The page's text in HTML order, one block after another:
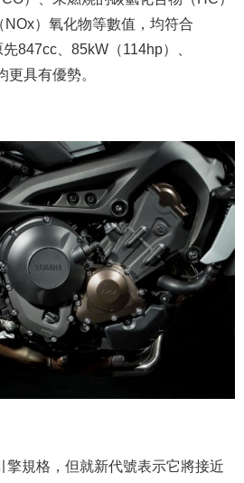
）氧化物等數值，均符合
847cc、85kW（114hp）、
更具有優勢。
擎規格，但就新代號表示它將接近